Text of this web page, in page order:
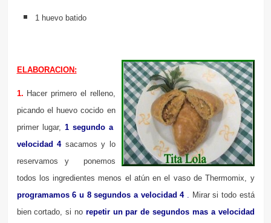
1 huevo batido
ELABORACION:
1. Hacer primero el relleno,
picando el huevo cocido en
primer lugar, 1 segundo a
velocidad 4sacamos y lo
reservamos y ponemos
todos los ingredientes menos el atún en el vaso de Thermomix, y
programamos 6 u 8 segundos a velocidad 4
Mirar si todo está
bien cortado, si no repetir un par de segundos mas a velocidad